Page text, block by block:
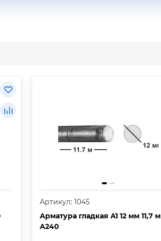
Артикул: 1045
Арматура гладкая А1 12 мм 11,7 м
А240